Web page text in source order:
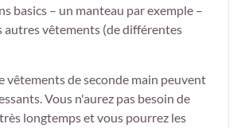
basics – un manteau par exemple –
autres vêtements (de différentes
vêtements de seconde main peuvent
Vous n'aurez pas besoin de
longtemps et vous pourrez les